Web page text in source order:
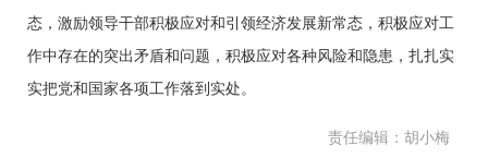
态，激励领导干部积极应对和引领经济发展新常态，积极应对工
作中存在的突出矛盾和问题，积极应对各种风险和隐患，扎扎实
实把党和国家各项工作落到实处。
责任编辑：胡小梅